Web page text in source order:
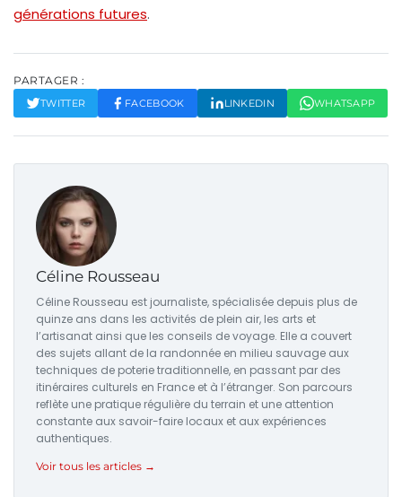
générations futures.
PARTAGER :
TWITTER FACEBOOK LINKEDIN WHATSAPP
Céline Rousseau
Céline Rousseau est journaliste, spécialisée depuis plus de
quinze ans dans les activités de plein air, les arts et
l’artisanat ainsi que les conseils de voyage. Elle a couvert
des sujets allant de la randonnée en milieu sauvage aux
techniques de poterie traditionnelle, en passant par des
itinéraires culturels en France et à l’étranger. Son parcours
reflète une pratique régulière du terrain et une attention
constante aux savoir-faire locaux et aux expériences
authentiques.
Voir tous les articles →